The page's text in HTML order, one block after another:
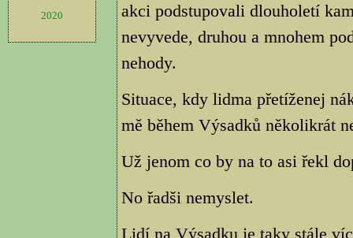
2020
akci podstupovali dlouholetí
nevyvede, druhou a mnohem
nehody.
Situace, kdy lidma přetíženej
mě během Výsadků několikrát
Už jenom co by na to asi řekl
No řadši nemyslet.
Lidí na Výsadku je taky stále